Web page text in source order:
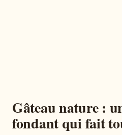
Gâteau nature :
fondant qui fait